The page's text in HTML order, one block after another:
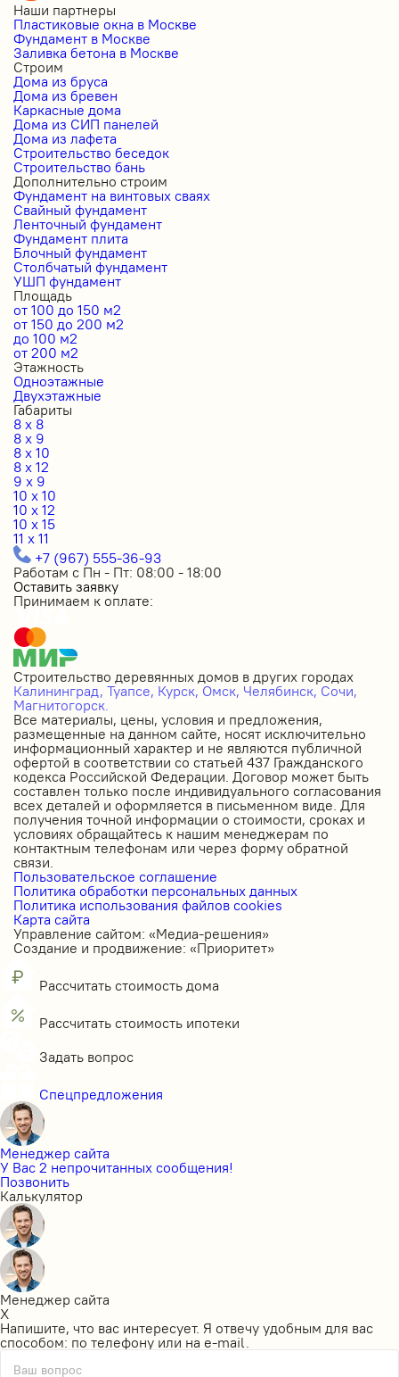
Наши партнеры
Пластиковые окна в Москве
Фундамент в Москве
Заливка бетона в Москве
Строим
Дома из бруса
Дома из бревен
Каркасные дома
Дома из СИП панелей
Дома из лафета
Строительство беседок
Строительство бань
Дополнительно строим
Фундамент на винтовых сваях
Свайный фундамент
Ленточный фундамент
Фундамент плита
Блочный фундамент
Столбчатый фундамент
УШП фундамент
Площадь
от 100 до 150 м2
от 150 до 200 м2
до 100 м2
от 200 м2
Этажность
Одноэтажные
Двухэтажные
Габариты
8 x 8
8 x 9
8 x 10
8 x 12
9 x 9
10 x 10
10 x 12
10 x 15
11 x 11
+7 (967) 555-36-93
Работам с Пн - Пт: 08:00 - 18:00
Оставить заявку
Принимаем к оплате:
Строительство деревянных домов в других городах
Калининград, Туапсе, Курск, Омск, Челябинск, Сочи,
Магнитогорск.
Все материалы, цены, условия и предложения,
размещенные на данном сайте, носят исключительно
информационный характер и не являются публичной
офертой в соответствии со статьей 437 Гражданского
кодекса Российской Федерации. Договор может быть
составлен только после индивидуального согласования
всех деталей и оформляется в письменном виде. Для
получения точной информации о стоимости, сроках и
условиях обращайтесь к нашим менеджерам по
контактным телефонам или через форму обратной
связи.
Пользовательское соглашение
Политика обработки персональных данных
Политика использования файлов cookies
Карта сайта
Управление сайтом: «Медиа-решения»
Создание и продвижение: «Приоритет»
Рассчитать стоимость дома
Рассчитать стоимость ипотеки
Задать вопрос
Спецпредложения
Менеджер сайта
У Вас 2 непрочитанных сообщения!
Позвонить
Калькулятор
Менеджер сайта
X
Напишите, что вас интересует. Я отвечу удобным для вас
способом: по телефону или на e-mail.
Ваш вопрос